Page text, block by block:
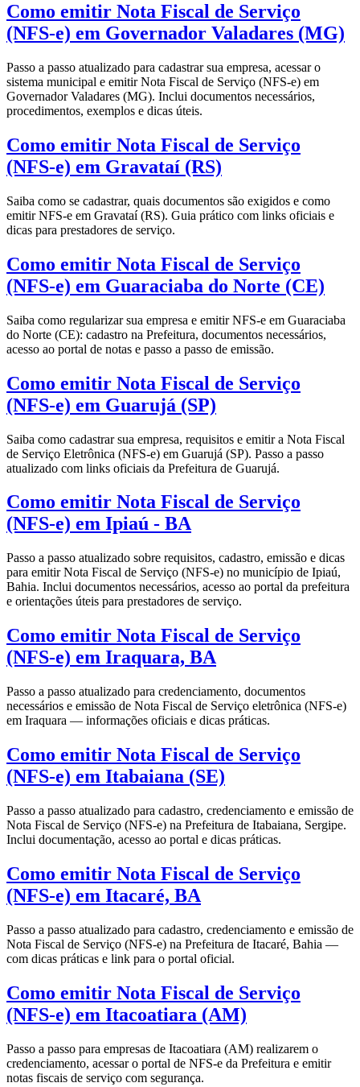
Como emitir Nota Fiscal de Serviço
(NFS-e) em Governador Valadares (MG)
Passo a passo atualizado para cadastrar sua empresa, acessar o
sistema municipal e emitir Nota Fiscal de Serviço (NFS-e) em
Governador Valadares (MG). Inclui documentos necessários,
procedimentos, exemplos e dicas úteis.
Como emitir Nota Fiscal de Serviço
(NFS-e) em Gravataí (RS)
Saiba como se cadastrar, quais documentos são exigidos e como
emitir NFS-e em Gravataí (RS). Guia prático com links oficiais e
dicas para prestadores de serviço.
Como emitir Nota Fiscal de Serviço
(NFS-e) em Guaraciaba do Norte (CE)
Saiba como regularizar sua empresa e emitir NFS-e em Guaraciaba
do Norte (CE): cadastro na Prefeitura, documentos necessários,
acesso ao portal de notas e passo a passo de emissão.
Como emitir Nota Fiscal de Serviço
(NFS-e) em Guarujá (SP)
Saiba como cadastrar sua empresa, requisitos e emitir a Nota Fiscal
de Serviço Eletrônica (NFS-e) em Guarujá (SP). Passo a passo
atualizado com links oficiais da Prefeitura de Guarujá.
Como emitir Nota Fiscal de Serviço
(NFS-e) em Ipiaú - BA
Passo a passo atualizado sobre requisitos, cadastro, emissão e dicas
para emitir Nota Fiscal de Serviço (NFS-e) no município de Ipiaú,
Bahia. Inclui documentos necessários, acesso ao portal da prefeitura
e orientações úteis para prestadores de serviço.
Como emitir Nota Fiscal de Serviço
(NFS-e) em Iraquara, BA
Passo a passo atualizado para credenciamento, documentos
necessários e emissão de Nota Fiscal de Serviço eletrônica (NFS-e)
em Iraquara — informações oficiais e dicas práticas.
Como emitir Nota Fiscal de Serviço
(NFS-e) em Itabaiana (SE)
Passo a passo atualizado para cadastro, credenciamento e emissão de
Nota Fiscal de Serviço (NFS-e) na Prefeitura de Itabaiana, Sergipe.
Inclui documentação, acesso ao portal e dicas práticas.
Como emitir Nota Fiscal de Serviço
(NFS-e) em Itacaré, BA
Passo a passo atualizado para cadastro, credenciamento e emissão de
Nota Fiscal de Serviço (NFS-e) na Prefeitura de Itacaré, Bahia —
com dicas práticas e link para o portal oficial.
Como emitir Nota Fiscal de Serviço
(NFS-e) em Itacoatiara (AM)
Passo a passo para empresas de Itacoatiara (AM) realizarem o
credenciamento, acessar o portal de NFS-e da Prefeitura e emitir
notas fiscais de serviço com segurança.